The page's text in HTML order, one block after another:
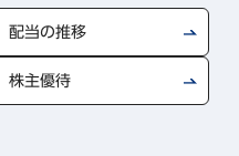
配当の推移
株主優待